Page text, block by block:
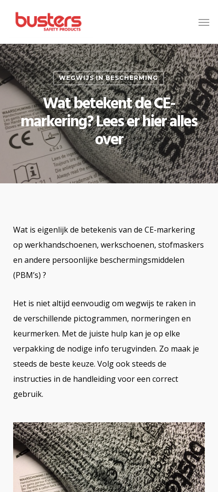
content
WEGWIJS IN BESCHERMING
Wat betekent de CE-
markering? Lees er hier alles
over
Wat is eigenlijk de betekenis van de CE-markering
op werkhandschoenen, werkschoenen, stofmaskers
en andere persoonlijke beschermingsmiddelen
(PBM’s) ?
Het is niet altijd eenvoudig om wegwijs te raken in
de verschillende pictogrammen, normeringen en
keurmerken. Met de juiste hulp kan je op elke
verpakking de nodige info terugvinden. Zo maak je
steeds de beste keuze. Volg ook steeds de
instructies in de handleiding voor een correct
gebruik.